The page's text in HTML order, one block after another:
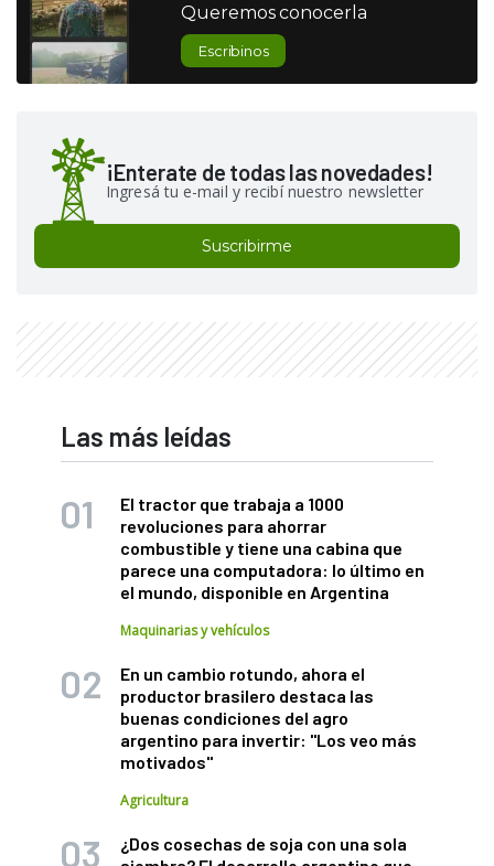
Queremos conocerla
Escribinos
¡Enterate de todas las novedades!
Ingresá tu e-mail y recibí nuestro newsletter
Suscribirme
Las más leídas
El tractor que trabaja a 1000
revoluciones para ahorrar
combustible y tiene una cabina que
parece una computadora: lo último en
el mundo, disponible en Argentina
Maquinarias y vehículos
En un cambio rotundo, ahora el
productor brasilero destaca las
buenas condiciones del agro
argentino para invertir: "Los veo más
motivados"
Agricultura
¿Dos cosechas de soja con una sola